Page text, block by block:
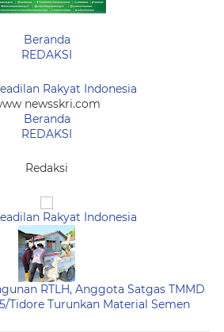
Beranda
REDAKSI
Rakyat Indonesia
newsskri.com
Beranda
REDAKSI
Redaksi
Rakyat Indonesia
RTLH, Anggota Satgas TMMD
Tidore Turunkan Material Semen